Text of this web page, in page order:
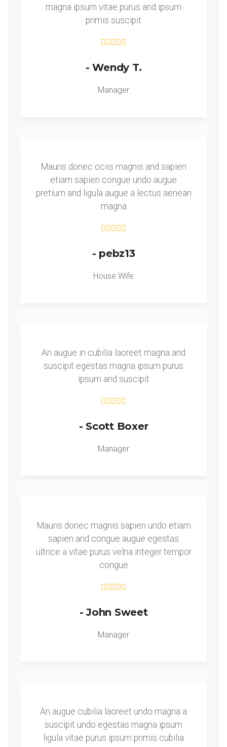
magna ipsum vitae purus and ipsum
primis suscipit
- Wendy T.
Manager
Mauris donec ociis magnis and sapien
etiam sapien congue undo augue
pretium and ligula augue a lectus aenean
magna
- pebz13
House Wife
An augue in cubilia laoreet magna and
suscipit egestas magna ipsum purus
ipsum and suscipit
- Scott Boxer
Manager
Mauris donec magnis sapien undo etiam
sapien and congue augue egestas
ultrice a vitae purus velna integer tempor
congue
- John Sweet
Manager
An augue cubilia laoreet undo magna a
suscipit undo egestas magna ipsum
ligula vitae purus ipsum primis cubilia